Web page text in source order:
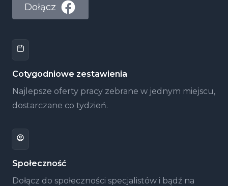
Dołącz
Cotygodniowe zestawienia
Najlepsze oferty pracy zebrane w jednym miejscu,
dostarczane co tydzień.
Społeczność
Dołącz do społeczności specjalistów i bądź na